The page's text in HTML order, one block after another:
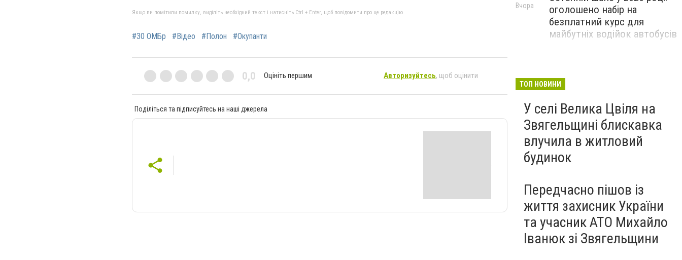
Якщо ви помітили помилку, виділіть необхідний текст і натисніть Ctrl + Enter, щоб повідомити про це редакцію
#30 ОМБр #Відео #Полон #Окупанти
0,0 Оцініть першим Авторизуйтесь, щоб оцінити
Поділіться та підписуйтесь на наші джерела
оголошено набір на
безплатний курс для
майбутніх водійок автобусів
Вчора
випробувати свої сили на
ТОП НОВИНИ
У селі Велика Цвіля на
Звягельщині блискавка
влучила в житловий
будинок
Передчасно пішов із
життя захисник України
та учасник АТО Михайло
Іванюк зі Звягельщини